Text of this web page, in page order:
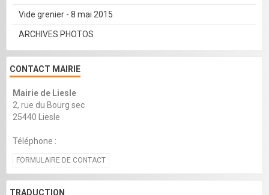
Vide grenier - 8 mai 2015
ARCHIVES PHOTOS
CONTACT MAIRIE
Mairie de Liesle
2, rue du Bourg sec
25440 Liesle
Téléphone :
FORMULAIRE DE CONTACT
TRADUCTION